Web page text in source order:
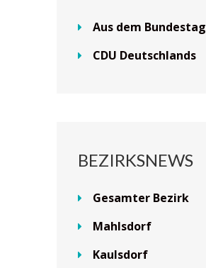
Aus dem Bundestag
CDU Deutschlands
BEZIRKSNEWS
Gesamter Bezirk
Mahlsdorf
Kaulsdorf